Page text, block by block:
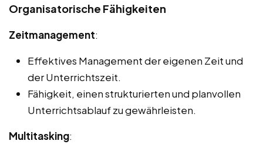
Organisatorische Fähigkeiten
Zeitmanagement:
Effektives Management der eigenen Zeit und
der Unterrichtszeit.
Fähigkeit, einen strukturierten und planvollen
Unterrichtsablauf zu gewährleisten.
Multitasking: